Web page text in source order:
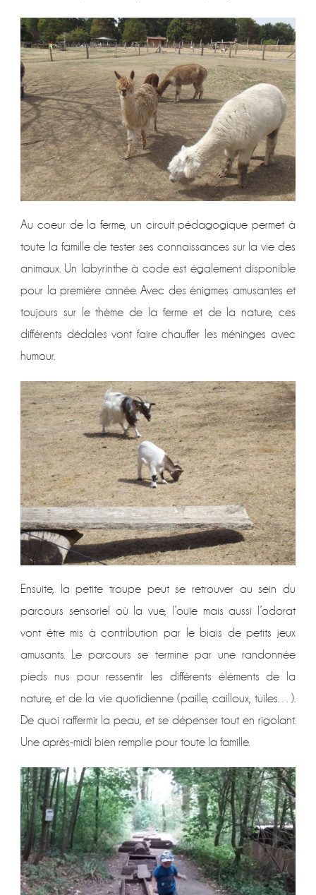
Au coeur de la ferme, un circuit pédagogique permet à
toute la famille de tester ses connaissances sur la vie des
animaux. Un labyrinthe à code est également disponible
pour la première année. Avec des énigmes amusantes et
toujours sur le thème de la ferme et de la nature, ces
différents dédales vont faire chauffer les méninges avec
humour.
Ensuite, la petite troupe peut se retrouver au sein du
parcours sensoriel où la vue, l’ouïe mais aussi l’odorat
vont être mis à contribution par le biais de petits jeux
amusants. Le parcours se termine par une randonnée
pieds nus pour ressentir les différents éléments de la
nature, et de la vie quotidienne (paille, cailloux, tuiles…).
De quoi raffermir la peau, et se dépenser tout en rigolant.
Une après-midi bien remplie pour toute la famille.